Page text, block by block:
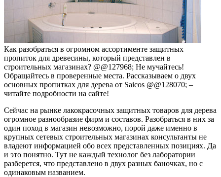
Как разобраться в огромном ассортименте защитных
пропиток для древесины, который представлен в
строительных магазинах? @@127968; Не мучайтесь!
Обращайтесь в проверенные места. Рассказываем о двух
основных пропитках для дерева от Saicos @@128070; –
читайте подробности на сайте!
Сейчас на рынке лакокрасочных защитных товаров для дерева
огромное разнообразие фирм и составов. Разобраться в них за
один поход в магазин невозможно, порой даже именно в
крупных сетевых строительных магазинах консультанты не
владеют информацией обо всех представленных позициях. Да
и это понятно. Тут не каждый технолог без лаборатории
разберется, что представлено в двух разных баночках, но с
одинаковым названием.